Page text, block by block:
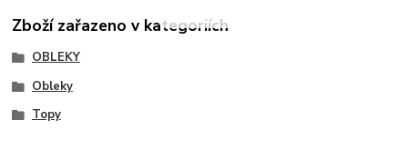
Zboží zařazeno v kategoriích
OBLEKY
Obleky
Topy